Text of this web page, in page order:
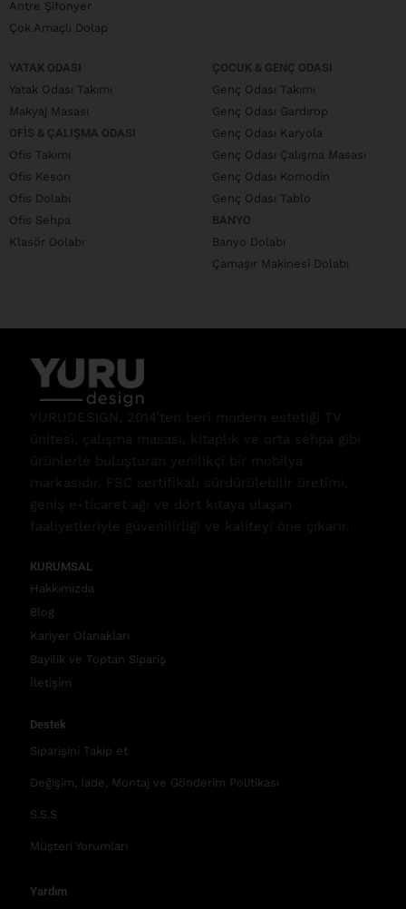
Antre Şifonyer
Çok Amaçlı Dolap
YATAK ODASI
Yatak Odası Takımı
Makyaj Masası
OFIS & ÇALIŞMA ODASI
Ofis Takımı
Ofis Keson
Ofis Dolabı
Ofis Sehpa
Klasör Dolabı
ÇOCUK & GENÇ ODASI
Genç Odası Takımı
Genç Odası Gardırop
Genç Odası Karyola
Genç Odası Çalışma Masası
Genç Odası Komodin
Genç Odası Tablo
BANYO
Banyo Dolabı
Çamaşır Makinesi Dolabı
YURUDESIGN, 2014’ten beri modern estetiği TV
ünitesi, çalışma masası, kitaplık ve orta sehpa gibi
ürünlerle buluşturan yenilikçi bir mobilya
markasıdır. FSC sertifikalı sürdürülebilir üretimi,
geniş e-ticaret ağı ve dört kıtaya ulaşan
faaliyetleriyle güvenilirliği ve kaliteyi öne çıkarır.
KURUMSAL
Hakkımızda
Blog
Kariyer Olanakları
Bayilik ve Toptan Sipariş
İletişim
Destek
Siparişini Takip et
Değişim, İade, Montaj ve Gönderim Politikası
S.S.S
Müşteri Yorumları
Yardım